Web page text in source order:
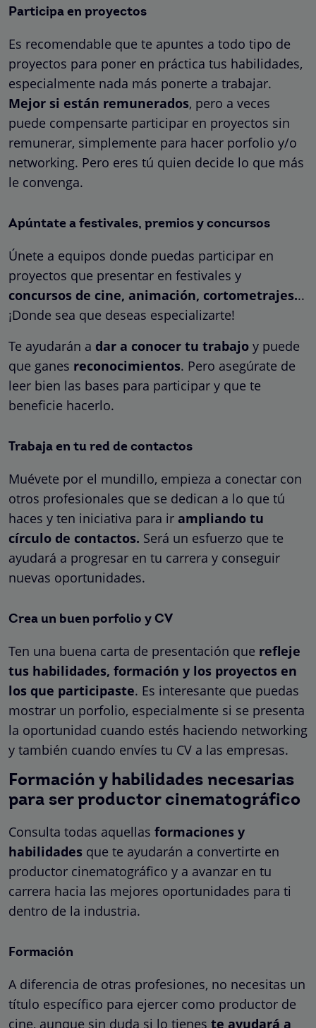
Participa en proyectos
Es recomendable que te apuntes a todo tipo de
proyectos para poner en práctica tus habilidades,
especialmente nada más ponerte a trabajar.
Mejor si están remunerados, pero a veces
puede compensarte participar en proyectos sin
remunerar, simplemente para hacer porfolio y/o
networking. Pero eres tú quien decide lo que más
le convenga.
Apúntate a festivales, premios y concursos
Únete a equipos donde puedas participar en
proyectos que presentar en festivales y
concursos de cine, animación, cortometrajes...
¡Donde sea que deseas especializarte!
Te ayudarán a dar a conocer tu trabajo y puede
que ganes reconocimientos. Pero asegúrate de
leer bien las bases para participar y que te
beneficie hacerlo.
Trabaja en tu red de contactos
Muévete por el mundillo, empieza a conectar con
otros profesionales que se dedican a lo que tú
haces y ten iniciativa para ir ampliando tu
círculo de contactos. Será un esfuerzo que te
ayudará a progresar en tu carrera y conseguir
nuevas oportunidades.
Crea un buen porfolio y CV
Ten una buena carta de presentación que refleje
tus habilidades, formación y los proyectos en
los que participaste. Es interesante que puedas
mostrar un porfolio, especialmente si se presenta
la oportunidad cuando estés haciendo networking
y también cuando envíes tu CV a las empresas.
Formación y habilidades necesarias
para ser productor cinematográfico
Consulta todas aquellas formaciones y
habilidades que te ayudarán a convertirte en
productor cinematográfico y a avanzar en tu
carrera hacia las mejores oportunidades para ti
dentro de la industria.
Formación
A diferencia de otras profesiones, no necesitas un
título específico para ejercer como productor de
cine, aunque sin duda si lo tienes te ayudará a